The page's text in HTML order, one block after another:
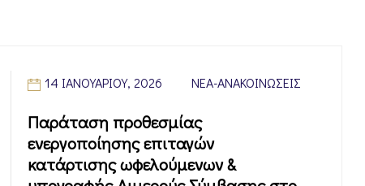
14 ΙΑΝΟΥΑΡΊΟΥ, 2026 ΝΈΑ-ΑΝΑΚΟΙΝΏΣΕΙΣ
Παράταση προθεσμίας
ενεργοποίησης επιταγών
κατάρτισης ωφελούμενων &